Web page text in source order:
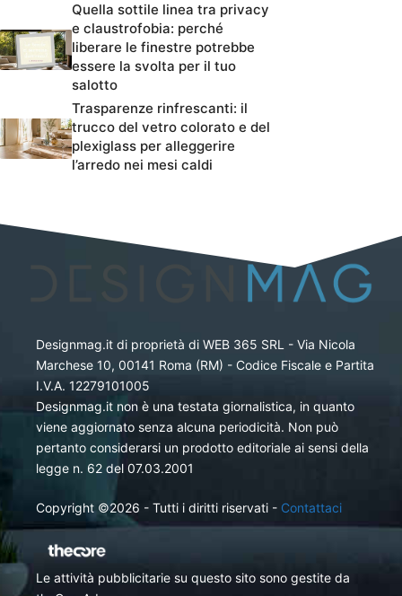
Quella sottile linea tra privacy
e claustrofobia: perché
liberare le finestre potrebbe
essere la svolta per il tuo
salotto
Trasparenze rinfrescanti: il
trucco del vetro colorato e del
plexiglass per alleggerire
l’arredo nei mesi caldi
Designmag.it di proprietà di WEB 365 SRL - Via Nicola
Marchese 10, 00141 Roma (RM) - Codice Fiscale e Partita
I.V.A. 12279101005
Designmag.it non è una testata giornalistica, in quanto
viene aggiornato senza alcuna periodicità. Non può
pertanto considerarsi un prodotto editoriale ai sensi della
legge n. 62 del 07.03.2001
Copyright ©2026 - Tutti i diritti riservati - Contattaci
Le attività pubblicitarie su questo sito sono gestite da